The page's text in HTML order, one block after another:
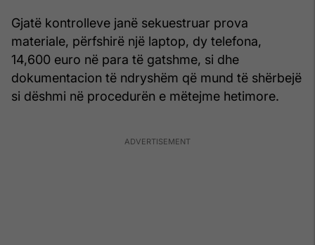
Gjatë kontrolleve janë sekuestruar prova
materiale, përfshirë një laptop, dy telefona,
14,600 euro në para të gatshme, si dhe
dokumentacion të ndryshëm që mund të shërbejë
si dëshmi në procedurën e mëtejme hetimore.